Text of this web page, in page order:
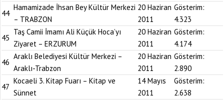
44
Hamamizade İhsan Bey Kültür Merkezi
– TRABZON
20 Haziran
2011
Gösterim:
4.323
45
Taş Camii İmamı Ali Küçük Hoca’yı
Ziyaret – ERZURUM
20 Haziran
2011
Gösterim:
4.174
46
Araklı Belediyesi Kültür Merkezi –
Araklı-Trabzon
20 Haziran
2011
Gösterim:
2.890
47
Kocaeli 3. Kitap Fuarı – Kitap ve
Sünnet
14 Mayıs
2011
Gösterim:
2.638